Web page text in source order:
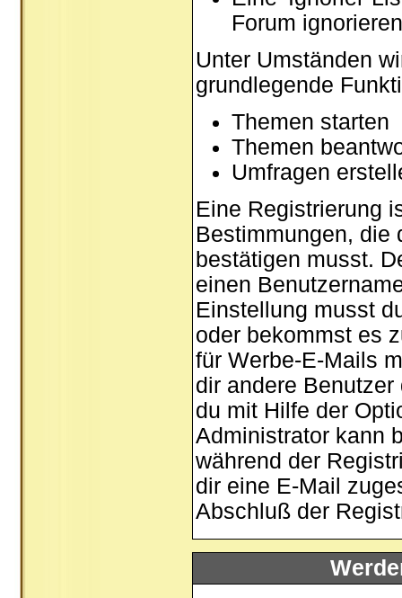
Forum
Unter Umständen
grundlegende
Themen starten
Themen
Umfragen
Eine Registrierung
Bestimmungen, die
bestätigen musst.
einen
Einstellung musst
oder bekommst es
für Werbe-E-Mails
dir andere
du mit Hilfe der
Administrator kann
während der
dir eine E-Mail
Abschluß der